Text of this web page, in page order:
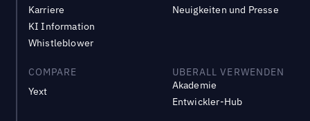
Karriere
KI Information
Whistleblower
Neuigkeiten und Presse
COMPARE
Yext
UBERALL VERWENDEN
Akademie
Entwickler-Hub